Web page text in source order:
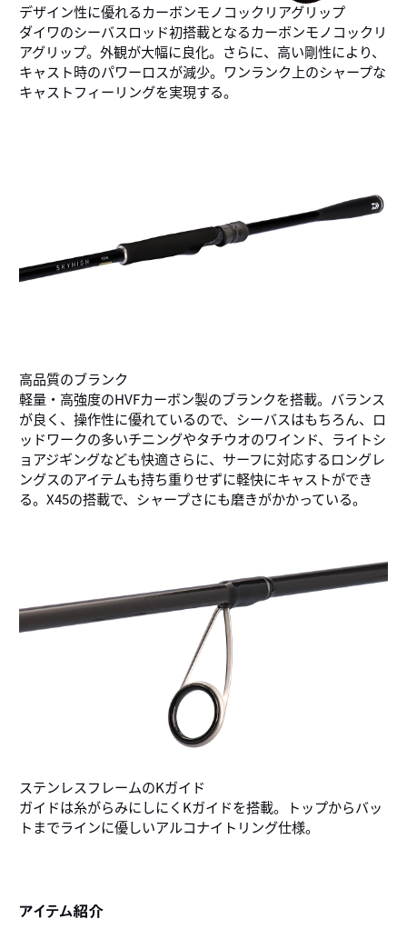
デザイン性に優れるカーボンモノコックリアグリップ
ダイワのシーバスロッド初搭載となるカーボンモノコックリ
アグリップ。外観が大幅に良化。さらに、高い剛性により、
キャスト時のパワーロスが減少。ワンランク上のシャープな
キャストフィーリングを実現する。
高品質のブランク
軽量・高強度のHVFカーボン製のブランクを搭載。バランス
が良く、操作性に優れているので、シーバスはもちろん、ロ
ッドワークの多いチニングやタチウオのワインド、ライトシ
ョアジギングなども快適さらに、サーフに対応するロングレ
ングスのアイテムも持ち重りせずに軽快にキャストができ
る。X45の搭載で、シャープさにも磨きがかかっている。
ステンレスフレームのKガイド
ガイドは糸がらみにしにくKガイドを搭載。トップからバッ
トまでラインに優しいアルコナイトリング仕様。
アイテム紹介